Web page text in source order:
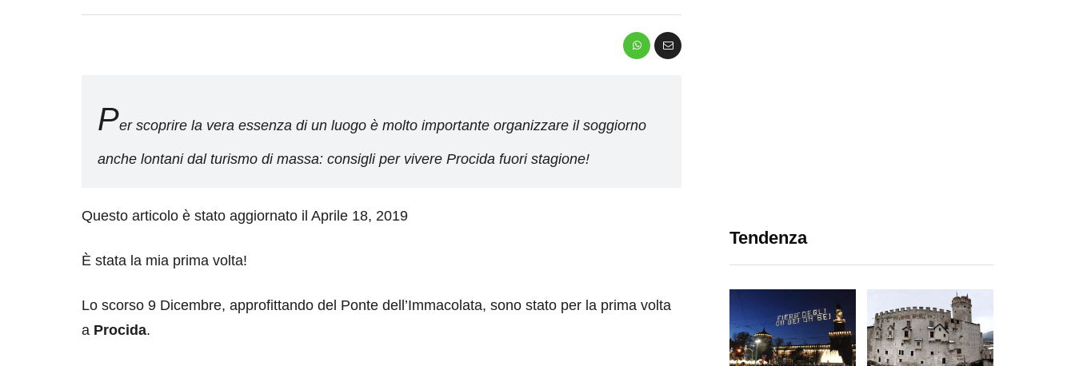
Per scoprire la vera essenza di un luogo è molto importante organizzare il soggiorno
anche lontani dal turismo di massa: consigli per vivere Procida fuori stagione!
Questo articolo è stato aggiornato il Aprile 18, 2019
È stata la mia prima volta!
Lo scorso 9 Dicembre, approfittando del Ponte dell’Immacolata, sono stato per la prima volta
a Procida.
Tendenza